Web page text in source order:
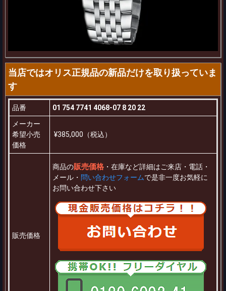
当店ではオリス正規品の新品だけを取り扱っていま
す
品番
01 754 7741 4068-07 8 20 22
メーカー
希望小売
価格
¥385,000（税込）
販売価格
商品の販売価格 ・在庫など詳細はご来店・電話・
メール・ 問い合わせフォームで是非一度お気軽に
お問い合わせ下さい